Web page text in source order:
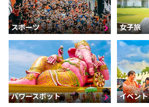
スポーツ 女子旅
パワースポット イベント